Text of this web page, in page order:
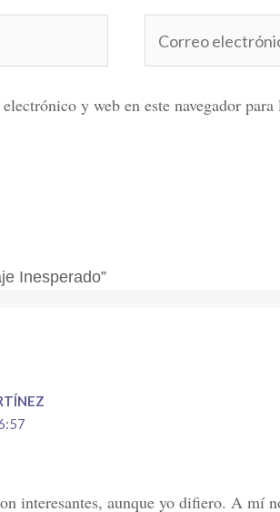
electrónico*
y web en este navegador
Inesperado”
interesantes, aunque yo difiero. A mí